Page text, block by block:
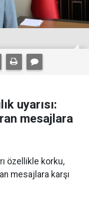
uyarısı:
mesajlara
özellikle korku,
mesajlara karşı